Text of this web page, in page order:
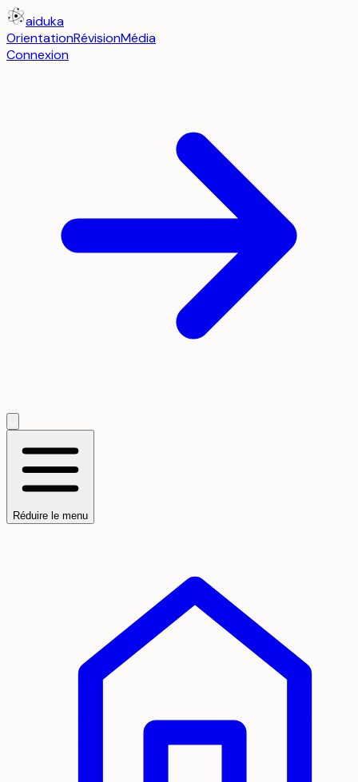
aiduka
OrientationRévisionMédia
Connexion
Réduire le menu